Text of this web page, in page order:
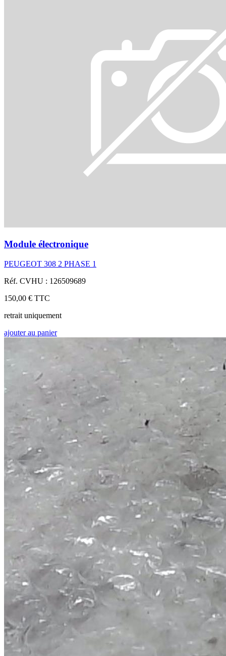
Module électronique
PEUGEOT 308 2 PHASE 1
Réf. CVHU : 126509689
150,00 € TTC
retrait uniquement
ajouter au panier